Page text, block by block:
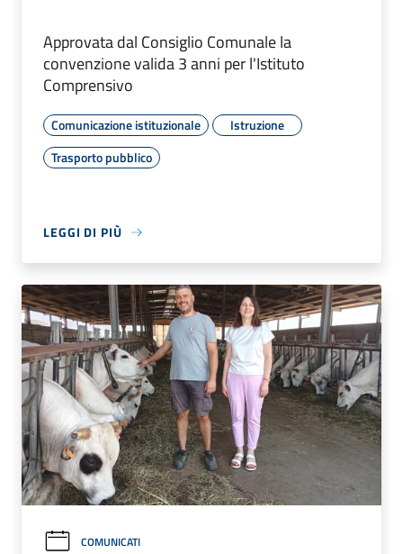
Approvata dal Consiglio Comunale la
convenzione valida 3 anni per l'Istituto
Comprensivo
Comunicazione istituzionale
Istruzione
Trasporto pubblico
LEGGI DI PIÙ
COMUNICATI